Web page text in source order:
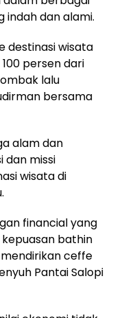
indah dan alami.
destinasi wisata
persen dari
lalu
bersama
alam dan
dan missi
wisata di
financial yang
bathin
ceffe
Pantai Salopi